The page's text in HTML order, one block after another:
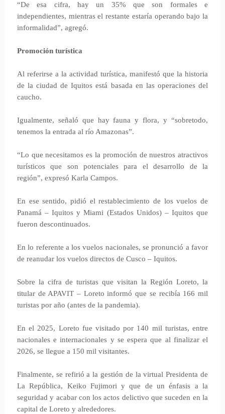
“De esa cifra, hay un 35% que son formales e
independientes, mientras el restante estaría operando bajo la
informalidad”, agregó.
Promoción turística
Al referirse a la actividad turística, manifestó que la historia
de la ciudad de Iquitos está basada en las operaciones del
caucho.
Igualmente, señaló que hay fauna y flora, y “sobretodo,
tenemos la entrada al río Amazonas”.
“Lo que necesitamos es la promoción de nuestros atractivos
turísticos que son potenciales para el desarrollo de la
región”, expresó Karla Campos.
En ese sentido, pidió el restablecimiento de los vuelos de
Panamá – Iquitos y Miami (Estados Unidos) – Iquitos que
fueron descontinuados.
En lo referente a los vuelos nacionales, se pronunció a favor
de reanudar los vuelos directos de Cusco – Iquitos.
Sobre la cifra de turistas que visitan la Región Loreto, la
titular de APAVIT – Loreto informó que se recibía 166 mil
turistas por año (antes de la pandemia).
En el 2025, Loreto fue visitado por 140 mil turistas, entre
nacionales e internacionales y se espera que al finalizar el
2026, se llegue a 150 mil visitantes.
Finalmente, se refirió a la gestión de la virtual Presidenta de
La República, Keiko Fujimori y que de un énfasis a la
seguridad y acabar con los actos delictivo que suceden en la
capital de Loreto y alrededores.